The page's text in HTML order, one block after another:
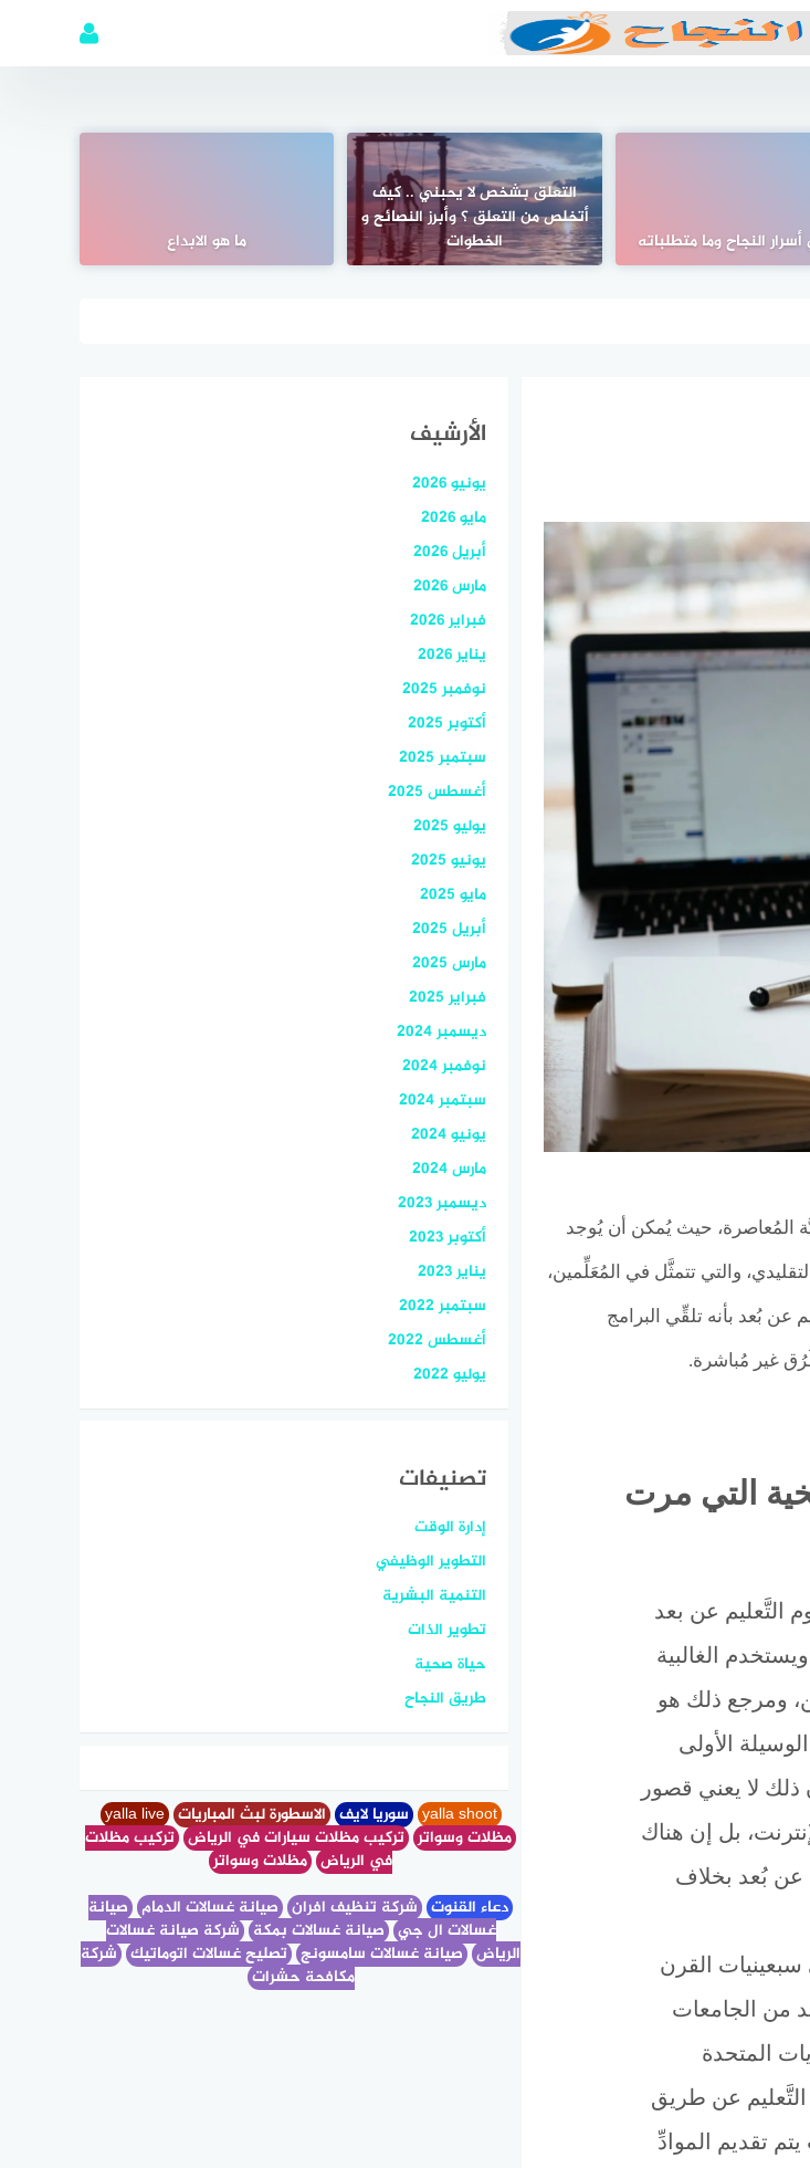
النجاح وما متطلباته
التعلق بشخص لا يحبني .. كيف
أتخلص من التعلق ؟ وأبرز النصائح و
الخطوات
ما هو الابداع
المُعاصرة، حيث يُمكن أن يُوجد
والتي تتمثَّل في المُعَلِّمين،
عن بُعد بأنه تلقِّي البرامج
غير مُباشرة.
التي مرت
التَّعليم عن بعد
الغالبية
ومرجع ذلك هو
الأولى
ذلك لا يعني قصور
بل إن هناك
عن بُعد بخلاف
سبعينيات القرن
من الجامعات
المتحدة
التَّعليم عن طريق
تقديم الموادِّ
الأرشيف
يونيو 2026
مايو 2026
أبريل 2026
مارس 2026
فبراير 2026
يناير 2026
نوفمبر 2025
أكتوبر 2025
سبتمبر 2025
أغسطس 2025
يوليو 2025
يونيو 2025
مايو 2025
أبريل 2025
مارس 2025
فبراير 2025
ديسمبر 2024
نوفمبر 2024
سبتمبر 2024
يونيو 2024
مارس 2024
ديسمبر 2023
أكتوبر 2023
يناير 2023
سبتمبر 2022
أغسطس 2022
يوليو 2022
تصنيفات
إدارة الوقت
التطوير الوظيفي
التنمية البشرية
تطوير الذات
حياة صحية
طريق النجاح
yalla shoot سوريا لايفالاسطورة لبث المبارياتyalla live
مظلات وسواترتركيب مظلات سيارات في الرياضتركيب مظلات
في الرياضمظلات وسواتر
دعاء القنوتشركة تنظيف افرانصيانة غسالات الدمامصيانة
غسالات ال جيصيانة غسالات بمكةشركة صيانة غسالات
الرياضصيانة غسالات سامسونجتصليح غسالات اتوماتيكشركة
مكافحة حشرات